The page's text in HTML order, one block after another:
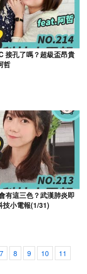
接孔了嗎？超級盃昂貴
哲
有這三色？武漢肺炎即
小電報(1/31)
7 8 9 10
11